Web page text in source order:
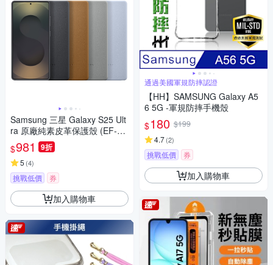
Samsung 三星 Galaxy S25 Ult
ra 原廠純素皮革保護殼 (EF-VS
938)
$981 9折
5 (4)
挑戰低價 券
加入購物車
通過美國軍規防摔認證
【HH】SAMSUNG Galaxy A5
6 5G -軍規防摔手機殼
$180 $199
4.7(2)
挑戰低價 券
加入購物車